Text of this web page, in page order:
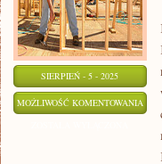
SIERPIEŃ - 5 - 2025
MOŻLIWOŚĆ KOMENTOWANIA